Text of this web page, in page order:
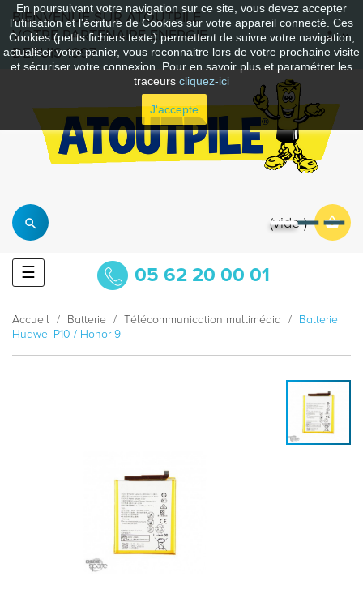
En poursuivant votre navigation sur ce site, vous devez accepter
l’utilisation et l'écriture de Cookies sur votre appareil connecté. Ces
Cookies (petits fichiers texte) permettent de suivre votre navigation,
actualiser votre panier, vous reconnaitre lors de votre prochaine visite
et sécuriser votre connexion. Pour en savoir plus et paramétrer les
traceurs cliquez-ici
J'accepte
BIENVENUE SUR ATOUTPILE
VOTRE PARTENAIRE ENERGIE
DEPUIS 1997
vide
Basculer
la
☰ 05 62 20 00 01
Accueil Batterie Télécommunication multimédia
Batterie
Huawei P10 / Honor 9